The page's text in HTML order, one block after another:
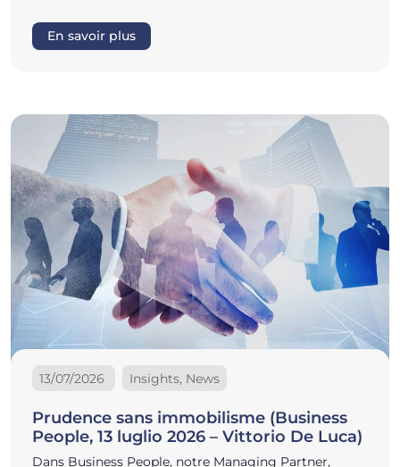
En savoir plus
13/07/2026 Insights, News
Prudence sans immobilisme (Business
People, 13 luglio 2026 – Vittorio De Luca)
Dans Business People, notre Managing Partner,